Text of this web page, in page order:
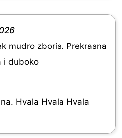
mudro zboris. Prekrasna
i duboko
Hvala Hvala Hvala